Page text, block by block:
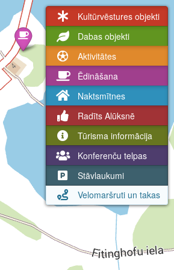
Kultūrvēstures objekti
Dabas objekti
Aktivitātes
Ēdināšana
Naktsmītnes
Radīts Alūksnē
Tūrisma informācija
Konferenču telpas
Stāvlaukumi
Velomaršruti un takas